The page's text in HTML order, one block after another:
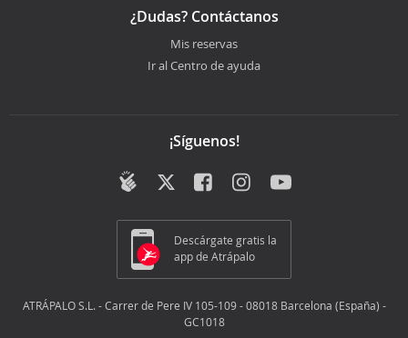
¿Dudas? Contáctanos
Mis reservas
Ir al Centro de ayuda
¡Síguenos!
Descárgate gratis la
app de Atrápalo
ATRÁPALO S.L. - Carrer de Pere IV 105-109 - 08018 Barcelona (España) -
GC1018